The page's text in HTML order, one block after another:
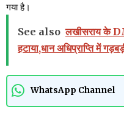
गया है।
See also लखीसराय के
हटाया,धान अधिप्राप्ति में
WhatsApp Channel